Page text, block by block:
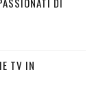
TV IN